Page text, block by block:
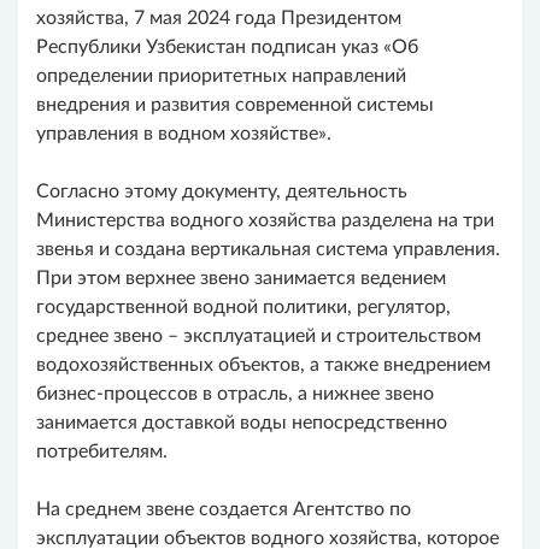
хозяйства, 7 мая 2024 года Президентом
Республики Узбекистан подписан указ «Об
определении приоритетных направлений
внедрения и развития современной системы
управления в водном хозяйстве».
Согласно этому документу, деятельность
Министерства водного хозяйства разделена на три
звенья и создана вертикальная система управления.
При этом верхнее звено занимается ведением
государственной водной политики, регулятор,
среднее звено – эксплуатацией и строительством
водохозяйственных объектов, а также внедрением
бизнес-процессов в отрасль, а нижнее звено
занимается доставкой воды непосредственно
потребителям.
На среднем звене создается Агентство по
эксплуатации объектов водного хозяйства, которое